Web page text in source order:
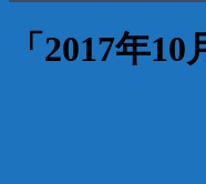
「 2017年10